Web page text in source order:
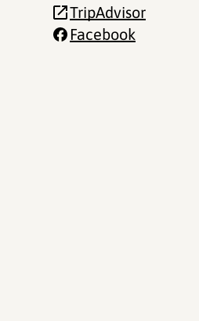
TripAdvisor
Facebook